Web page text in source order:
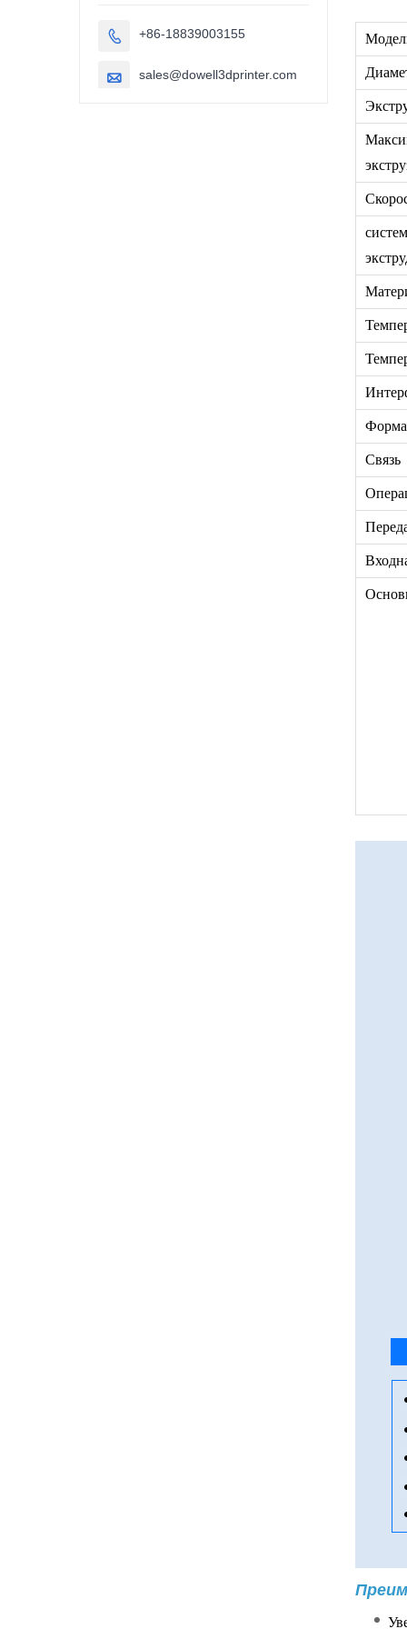
Связь
 +86-18839003155
 sales@dowell3dprinter.com